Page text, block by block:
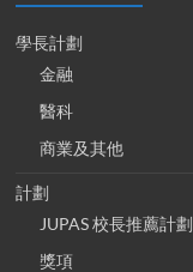
學長計劃
金融
醫科
商業及其他
計劃
JUPAS 校長推薦計劃
獎項